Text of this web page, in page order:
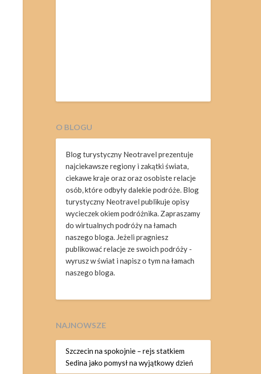
O BLOGU
Blog turystyczny Neotravel prezentuje
najciekawsze regiony i zakątki świata,
ciekawe kraje oraz oraz osobiste relacje
osób, które odbyły dalekie podróże. Blog
turystyczny Neotravel publikuje opisy
wycieczek okiem podróżnika. Zapraszamy
do wirtualnych podróży na łamach
naszego bloga. Jeżeli pragniesz
publikować relacje ze swoich podróży -
wyrusz w świat i napisz o tym na łamach
naszego bloga.
NAJNOWSZE
Szczecin na spokojnie – rejs statkiem
Sedina jako pomysł na wyjątkowy dzień